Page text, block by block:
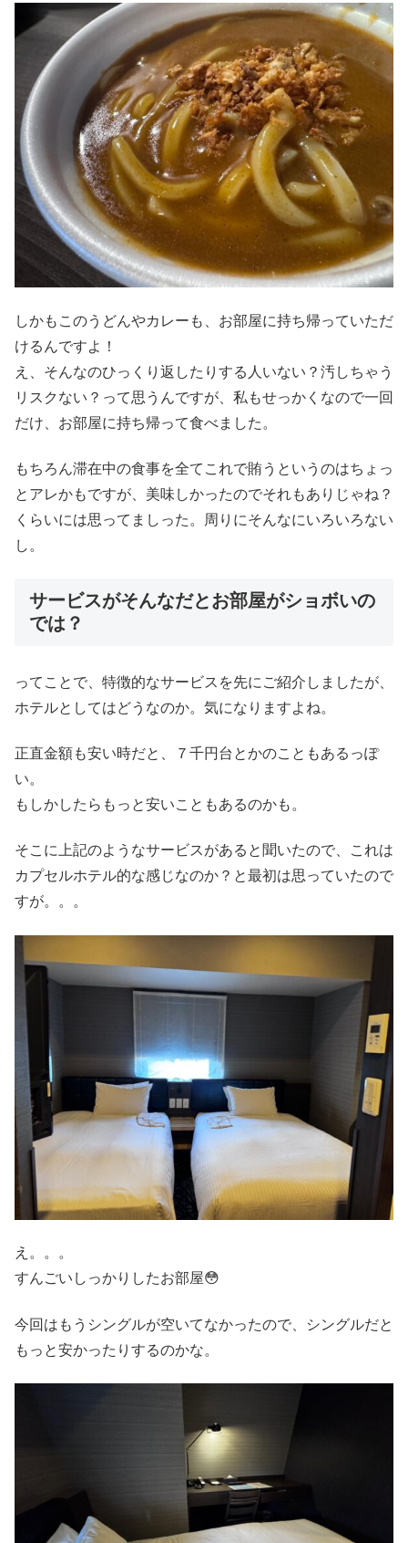
しかもこのうどんやカレーも、お部屋に持ち帰っていただ
けるんですよ！
え、そんなのひっくり返したりする人いない？汚しちゃう
リスクない？って思うんですが、私もせっかくなので一回
だけ、お部屋に持ち帰って食べました。
もちろん滞在中の食事を全てこれで賄うというのはちょっ
とアレかもですが、美味しかったのでそれもありじゃね？
くらいには思ってましった。周りにそんなにいろいろない
し。
サービスがそんなだとお部屋がショボいの
では？
ってことで、特徴的なサービスを先にご紹介しましたが、
ホテルとしてはどうなのか。気になりますよね。
正直金額も安い時だと、７千円台とかのこともあるっぽ
い。
もしかしたらもっと安いこともあるのかも。
そこに上記のようなサービスがあると聞いたので、これは
カプセルホテル的な感じなのか？と最初は思っていたので
すが。。。
え。。。
すんごいしっかりしたお部屋😳
今回はもうシングルが空いてなかったので、シングルだと
もっと安かったりするのかな。